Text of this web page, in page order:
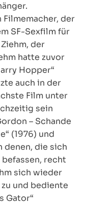
der
SF-Sexfilm für
der
hatte zuvor
Hopper“
auch in der
Film unter
sein
– Schande
(1976) und
denen, die sich
recht
sich wieder
und bediente
Gator“